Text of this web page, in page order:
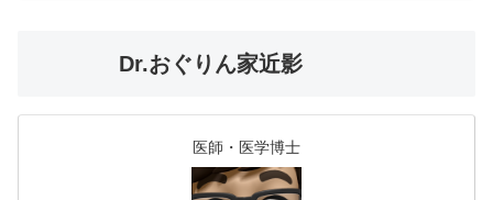
Dr.おぐりん家近影
医師・医学博士